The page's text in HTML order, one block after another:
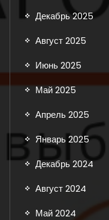
Декабрь 2025
Август 2025
Июнь 2025
Май 2025
Апрель 2025
Январь 2025
Декабрь 2024
Август 2024
Май 2024